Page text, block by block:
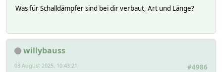
Was für Schalldämpfer sind bei dir verbaut, Art und Länge?
willybauss
#4986
03 August 2025, 10:43:21